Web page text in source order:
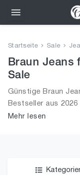
Bekleidung
Schuhe
Startseite Sale
Braun Jeans
Sale
Günstige Braun
Bestseller aus
Größe 32 in Sale!
Mehr lesen